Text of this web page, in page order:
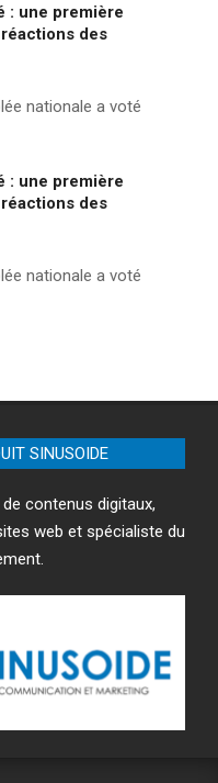
: une première
des
nationale a voté
: une première
des
nationale a voté
SINUSOIDE
contenus digitaux,
web et spécialiste du